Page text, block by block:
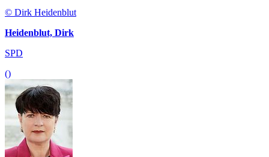
© Dirk Heidenblut
Heidenblut, Dirk
SPD
()